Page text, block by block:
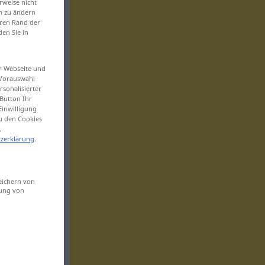
nicht
zu ändern
Rand der
Sie in
und
Ihr
den Cookies
.
von
von